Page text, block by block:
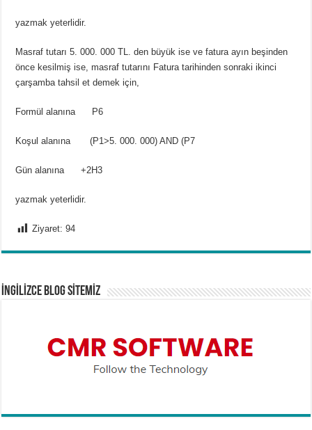
yazmak yeterlidir.
Masraf tutarı 5. 000. 000 TL. den büyük ise ve fatura ayın beşinden
önce kesilmiş ise, masraf tutarını Fatura tarihinden sonraki ikinci
çarşamba tahsil et demek için,
Formül alanına P6
Koşul alanına (P1>5. 000. 000) AND (P7
Gün alanına +2H3
yazmak yeterlidir.
Ziyaret: 94
İNGİLİZCE BLOG SİTEMİZ